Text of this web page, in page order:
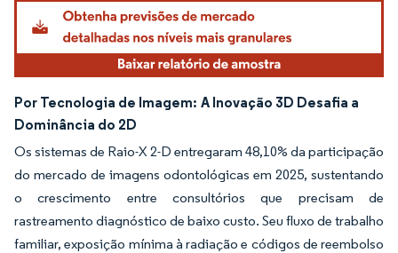
Por Tecnologia de Imagem: A Inovação 3D Desafia a
Dominância do 2D
Os sistemas de Raio-X 2-D entregaram 48,10% da participação
do mercado de imagens odontológicas em 2025, sustentando
o crescimento entre consultórios que precisam de
rastreamento diagnóstico de baixo custo. Seu fluxo de trabalho
familiar, exposição mínima à radiação e códigos de reembolso